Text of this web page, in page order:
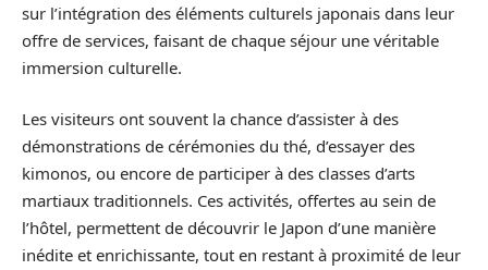
sur l’intégration des éléments culturels japonais dans leur
offre de services, faisant de chaque séjour une véritable
immersion culturelle.
Les visiteurs ont souvent la chance d’assister à des
démonstrations de cérémonies du thé, d’essayer des
kimonos, ou encore de participer à des classes d’arts
martiaux traditionnels. Ces activités, offertes au sein de
l’hôtel, permettent de découvrir le Japon d’une manière
inédite et enrichissante, tout en restant à proximité de leur